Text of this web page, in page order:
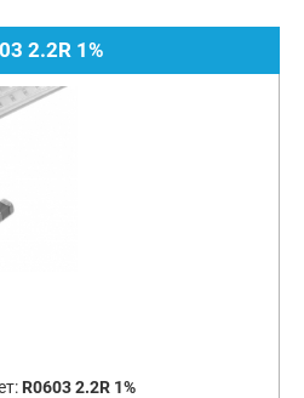
2.2R 1%
R0603 2.2R 1%